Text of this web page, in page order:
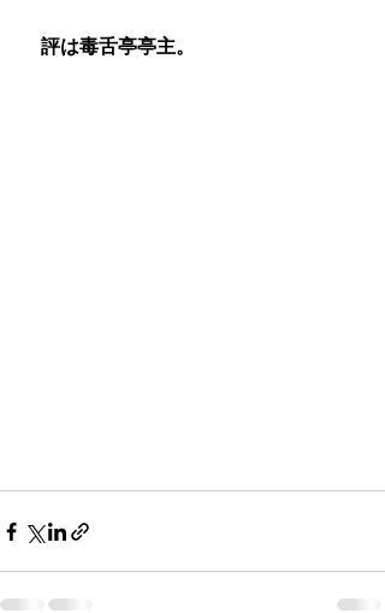
評は毒舌亭亭主。